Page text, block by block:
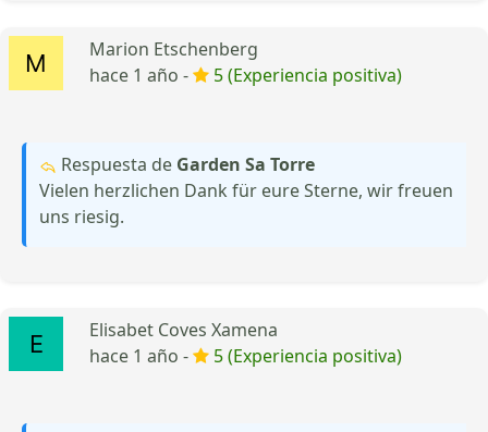
Marion Etschenberg
hace 1 año -
5 (Experiencia positiva)
Respuesta de Garden Sa Torre
Vielen herzlichen Dank für eure Sterne, wir freuen
uns riesig.
Elisabet Coves Xamena
hace 1 año -
5 (Experiencia positiva)